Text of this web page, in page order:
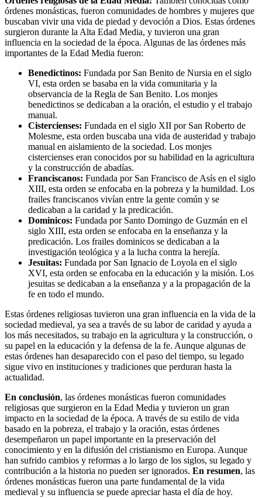
órdenes monásticas, fueron comunidades de hombres y mujeres que
buscaban vivir una vida de piedad y devoción a Dios. Estas órdenes
surgieron durante la Alta Edad Media, y tuvieron una gran
influencia en la sociedad de la época. Algunas de las órdenes más
importantes de la Edad Media fueron:
Benedictinos: Fundada por San Benito de Nursia en el siglo
VI, esta orden se basaba en la vida comunitaria y la
observancia de la Regla de San Benito. Los monjes
benedictinos se dedicaban a la oración, el estudio y el trabajo
manual.
Cistercienses: Fundada en el siglo XII por San Roberto de
Molesme, esta orden buscaba una vida de austeridad y trabajo
manual en aislamiento de la sociedad. Los monjes
cistercienses eran conocidos por su habilidad en la agricultura
y la construcción de abadías.
Franciscanos: Fundada por San Francisco de Asís en el siglo
XIII, esta orden se enfocaba en la pobreza y la humildad. Los
frailes franciscanos vivían entre la gente común y se
dedicaban a la caridad y la predicación.
Dominicos: Fundada por Santo Domingo de Guzmán en el
siglo XIII, esta orden se enfocaba en la enseñanza y la
predicación. Los frailes dominicos se dedicaban a la
investigación teológica y a la lucha contra la herejía.
Jesuitas: Fundada por San Ignacio de Loyola en el siglo
XVI, esta orden se enfocaba en la educación y la misión. Los
jesuitas se dedicaban a la enseñanza y a la propagación de la
fe en todo el mundo.
Estas órdenes religiosas tuvieron una gran influencia en la vida de la
sociedad medieval, ya sea a través de su labor de caridad y ayuda a
los más necesitados, su trabajo en la agricultura y la construcción, o
su papel en la educación y la defensa de la fe. Aunque algunas de
estas órdenes han desaparecido con el paso del tiempo, su legado
sigue vivo en instituciones y tradiciones que perduran hasta la
actualidad.
En conclusión, las órdenes monásticas fueron comunidades
religiosas que surgieron en la Edad Media y tuvieron un gran
impacto en la sociedad de la época. A través de su estilo de vida
basado en la pobreza, el trabajo y la oración, estas órdenes
desempeñaron un papel importante en la preservación del
conocimiento y en la difusión del cristianismo en Europa. Aunque
han sufrido cambios y reformas a lo largo de los siglos, su legado y
contribución a la historia no pueden ser ignorados. En resumen, las
órdenes monásticas fueron una parte fundamental de la vida
medieval y su influencia se puede apreciar hasta el día de hoy.